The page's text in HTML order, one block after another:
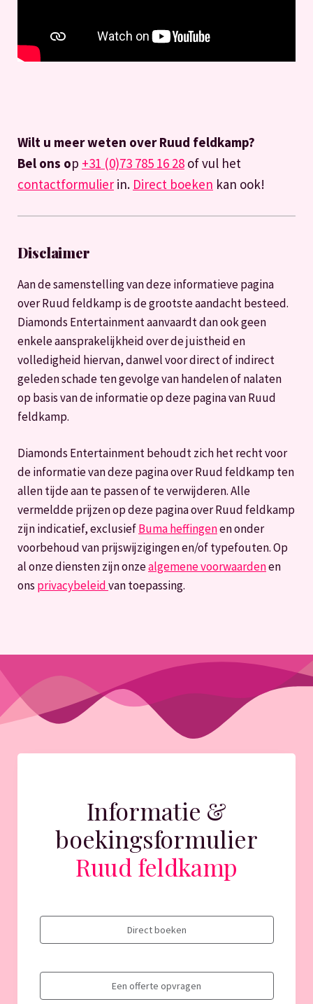
Wilt u meer weten over Ruud feldkamp?
Bel ons op +31 (0)73 785 16 28 of vul het
contactformulier in. Direct boeken kan ook!
Disclaimer
Aan de samenstelling van deze informatieve pagina
over Ruud feldkamp is de grootste aandacht besteed.
Diamonds Entertainment aanvaardt dan ook geen
enkele aansprakelijkheid over de juistheid en
volledigheid hiervan, danwel voor direct of indirect
geleden schade ten gevolge van handelen of nalaten
op basis van de informatie op deze pagina van Ruud
feldkamp.
Diamonds Entertainment behoudt zich het recht voor
de informatie van deze pagina over Ruud feldkamp ten
allen tijde aan te passen of te verwijderen. Alle
vermeldde prijzen op deze pagina over Ruud feldkamp
zijn indicatief, exclusiefBuma heffingenen onder
voorbehoud van prijswijzigingen en/of typefouten. Op
al onze diensten zijn onzealgemene voorwaardenen
ons privacybeleidvan toepassing.
Informatie &
boekingsformulier
Ruud feldkamp
Direct boeken
Een offerte opvragen